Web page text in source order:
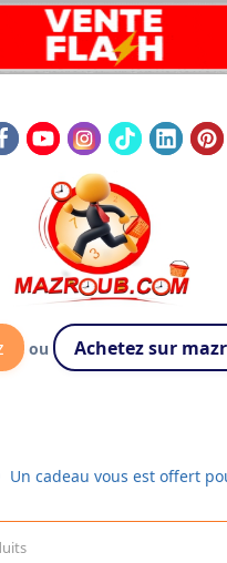
ou Achetez sur
Un cadeau vous est offert